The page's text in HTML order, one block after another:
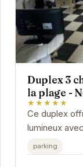
Duplex 3
la plage -
★★★★★
Ce duplex
lumineux
belles
parking